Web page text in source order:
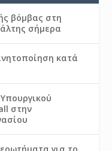
βόμβας στη
σήμερα
κατά
στην